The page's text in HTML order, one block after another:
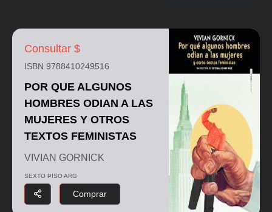
Consultar $
ISBN 9788410249516
POR QUE ALGUNOS
HOMBRES ODIAN A LAS
MUJERES Y OTROS
TEXTOS FEMINISTAS
VIVIAN GORNICK
SEXTO PISO ARG
Comprar